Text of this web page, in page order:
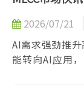
2026/07/21
AI需求强劲推
能转向AI应用
利率与经济放